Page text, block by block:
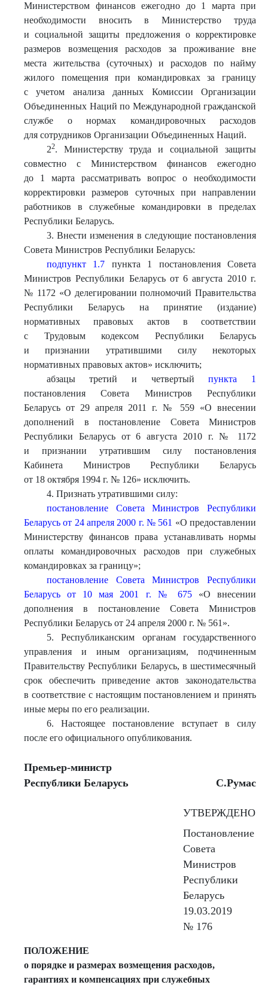
Министерством финансов ежегодно до 1 марта при
необходимости вносить в Министерство труда
и социальной защиты предложения о корректировке
размеров возмещения расходов за проживание вне
места жительства (суточных) и расходов по найму
жилого помещения при командировках за границу
с учетом анализа данных Комиссии Организации
Объединенных Наций по Международной гражданской
службе о нормах командировочных расходов
для сотрудников Организации Объединенных Наций.
22. Министерству труда и социальной защиты
совместно с Министерством финансов ежегодно
до 1 марта рассматривать вопрос о необходимости
корректировки размеров суточных при направлении
работников в служебные командировки в пределах
Республики Беларусь.
3. Внести изменения в следующие постановления
Совета Министров Республики Беларусь:
подпункт 1.7 пункта 1 постановления Совета
Министров Республики Беларусь от 6 августа 2010 г.
№ 1172 «О делегировании полномочий Правительства
Республики Беларусь на принятие (издание)
нормативных правовых актов в соответствии
с Трудовым кодексом Республики Беларусь
и признании утратившими силу некоторых
нормативных правовых актов» исключить;
абзацы третий и четвертыйпункта 1
постановления Совета Министров Республики
Беларусь от 29 апреля 2011 г. № 559 «О внесении
дополнений в постановление Совета Министров
Республики Беларусь от 6 августа 2010 г. № 1172
и признании утратившим силу постановления
Кабинета Министров Республики Беларусь
от 18 октября 1994 г. № 126» исключить.
4. Признать утратившими силу:
постановление Совета Министров Республики
Беларусь от 24 апреля 2000 г. № 561 «О предоставлении
Министерству финансов права устанавливать нормы
оплаты командировочных расходов при служебных
командировках за границу»;
постановление Совета Министров Республики
Беларусь от 10 мая 2001 г. № 675«О внесении
дополнения в постановление Совета Министров
Республики Беларусь от 24 апреля 2000 г. № 561».
5. Республиканским органам государственного
управления и иным организациям, подчиненным
Правительству Республики Беларусь, в шестимесячный
срок обеспечить приведение актов законодательства
в соответствие с настоящим постановлением и принять
иные меры по его реализации.
6. Настоящее постановление вступает в силу
после его официального опубликования.
Премьер-министр
Республики Беларусь
С.Румас
УТВЕРЖДЕНО
Постановление
Совета
Министров
Республики
Беларусь
19.03.2019
№ 176
ПОЛОЖЕНИЕ
о порядке и размерах возмещения расходов,
гарантиях и компенсациях при служебных